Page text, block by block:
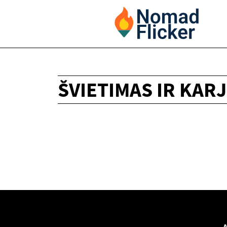
ŠVIETIMAS IR